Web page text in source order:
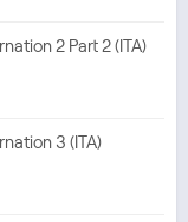
2 Part 2 (ITA)
3 (ITA)